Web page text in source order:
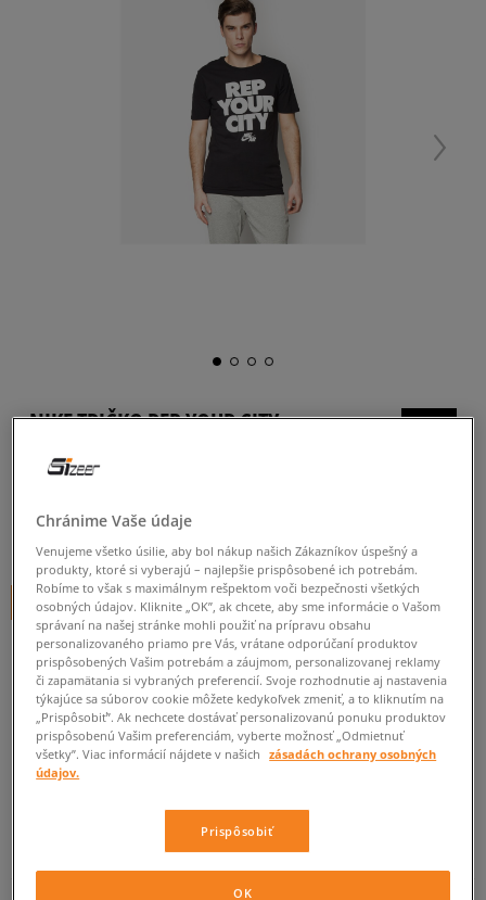
NIKE TRIČKO REP YOUR CITY
pánske, tričká
19,95€cena s DPH
+ 20 BODOV V SIZEERCLUBE
Informujte ma o dostupnosti
Ak bude položka opäť dostupná, dostanete od nás oznámenie.
Vyberte veľkosť
Informovať o
dostupnosti
ZISTIŤ DOSTUPNOSŤ V NAŠICH KAMENNÝCH PREDAJNIACH
Chránime Vaše údaje
Venujeme všetko úsilie, aby bol nákup našich Zákazníkov úspešný a
produkty, ktoré si vyberajú – najlepšie prispôsobené ich potrebám.
Robíme to však s maximálnym rešpektom voči bezpečnosti všetkých
osobných údajov. Kliknite „OK”, ak chcete, aby sme informácie o Vašom
správaní na našej stránke mohli použiť na prípravu obsahu
personalizovaného priamo pre Vás, vrátane odporúčaní produktov
prispôsobených Vašim potrebám a záujmom, personalizovanej reklamy
či zapamätania si vybraných preferencií. Svoje rozhodnutie aj nastavenia
týkajúce sa súborov cookie môžete kedykoľvek zmeniť, a to kliknutím na
„Prispôsobiť”. Ak nechcete dostávať personalizovanú ponuku produktov
prispôsobenú Vašim preferenciám, vyberte možnosť „Odmietnuť
všetky”. Viac informácií nájdete v našich
zásadách ochrany osobných
údajov.
Prispôsobiť
OK